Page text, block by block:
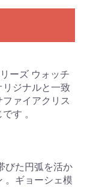
ーズ ウォッチ
リジナルと一致
ァイアクリス
す 。
びた円弧を活か
。ギョーシェ模